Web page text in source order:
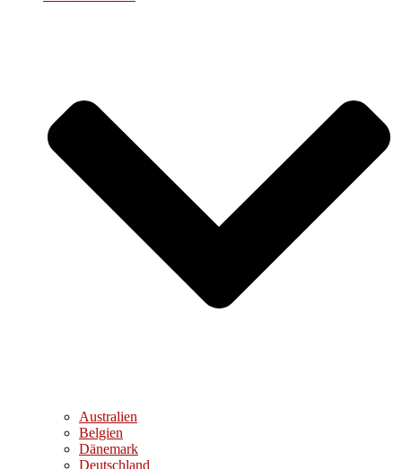
Australien
Belgien
Dänemark
Deutschland